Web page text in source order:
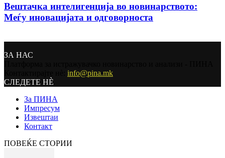
Вештачка интелигенција во новинарството:
Меѓу иновацијата и одговорноста
ЗА НАС
info@pina.mk
СЛЕДЕТЕ НЀ
За ПИНА
Импресум
Извештаи
Контакт
ПОВЕЌЕ СТОРИИ